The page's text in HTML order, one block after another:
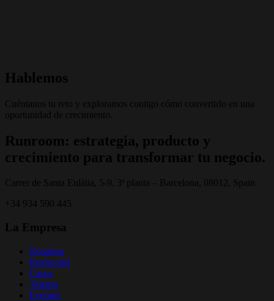
Hablemos
Cuéntanos tu reto y exploramos contigo cómo convertirlo en una
oportunidad de crecimiento.
Runroom: estrategia, producto y
crecimiento para transformar tu negocio.
Carrer de Santa Eulàlia, 5-9, 3ª planta – Barcelona, 08012, Spain
+34 934 590 445
La Empresa
Nosotros
Realworld
Casos
Talento
Eventos